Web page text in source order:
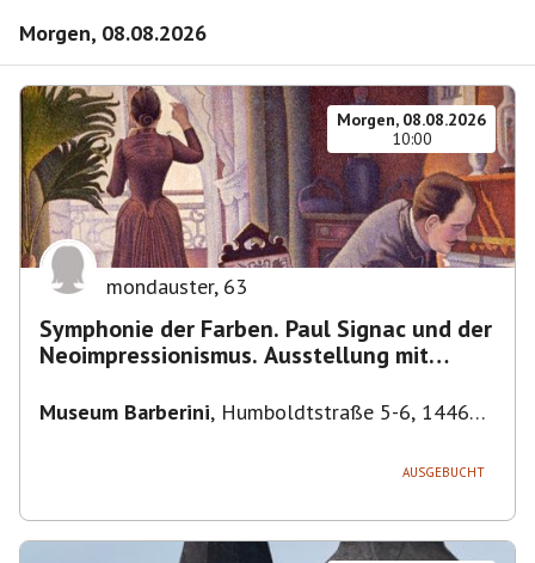
Morgen, 08.08.2026
Morgen, 08.08.2026
10:00
mondauster, 63
Symphonie der Farben. Paul Signac und der
Neoimpressionismus. Ausstellung mit
Museum Barberini, Humboldtstraße 5-6, 14467
AUSGEBUCHT